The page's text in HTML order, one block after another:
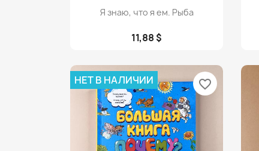
 Просмотр
Я знаю, что я ем. Рыба
11,88 $
НЕТ В НАЛИЧИИ favorite_border